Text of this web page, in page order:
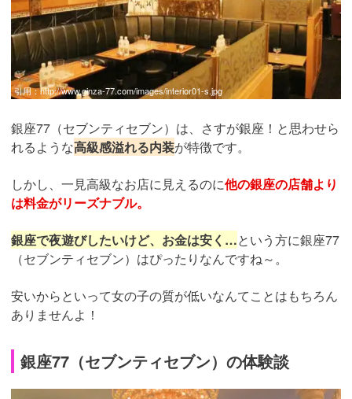
引用：http://www.ginza-77.com/images/interior01-s.jpg
銀座77（セブンティセブン）は、さすが銀座！と思わせら
れるような高級感溢れる内装が特徴です。
しかし、一見高級なお店に見えるのに他の銀座の店舗より
は料金がリーズナブル。
銀座で夜遊びしたいけど、お金は安く…という方に銀座77
（セブンティセブン）はぴったりなんですね～。
安いからといって女の子の質が低いなんてことはもちろん
ありませんよ！
銀座77（セブンティセブン）の体験談